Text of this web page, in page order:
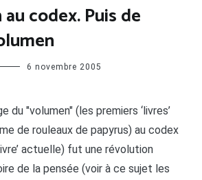
codex. Puis de
6 novembre 2005
du "volumen" (les premiers ‘livres’
de rouleaux de papyrus) au codex
actuelle) fut une révolution
de la pensée (voir à ce sujet les